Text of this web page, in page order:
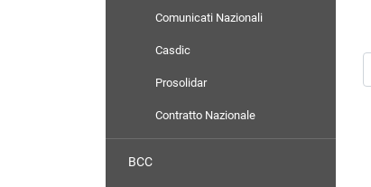
Comunicati Nazionali
Casdic
Prosolidar
Contratto Nazionale
BCC